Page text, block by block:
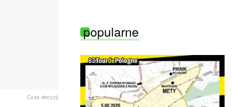
Czas decyzji
popularne